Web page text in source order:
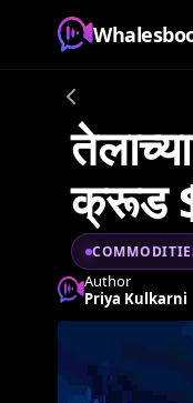
क्रूड
Author
Priya Kulkarni